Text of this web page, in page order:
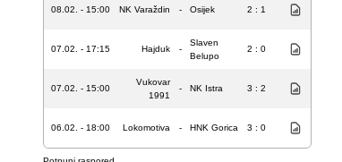
08.02. - 15:00 NK Varaždin - Osijek 2 : 1
07.02. - 17:15 Hajduk -
Slaven
Belupo
2 : 0
07.02. - 15:00
Vukovar
1991
- NK Istra 3 : 2
06.02. - 18:00 Lokomotiva - HNK Gorica 3 : 0